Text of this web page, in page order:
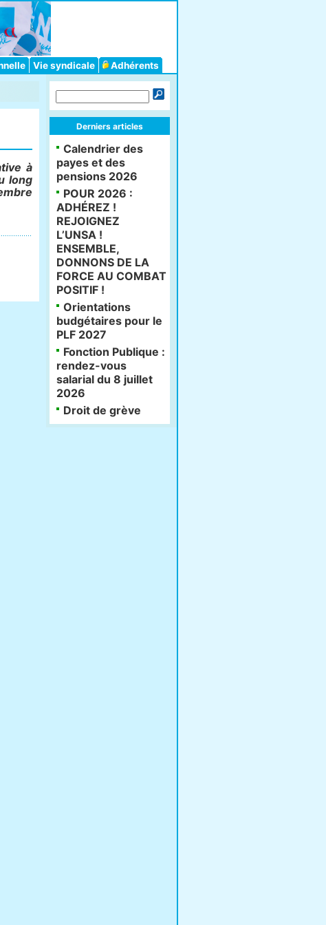
Vie syndicale Adhérents
à
long
Derniers articles
Calendrier des
payes et des
pensions 2026
POUR 2026 :
ADHÉREZ !
REJOIGNEZ
L’UNSA !
ENSEMBLE,
DONNONS DE LA
FORCE AU COMBAT
POSITIF !
Orientations
budgétaires pour le
PLF 2027
Fonction Publique :
rendez-vous
salarial du 8 juillet
2026
Droit de grève